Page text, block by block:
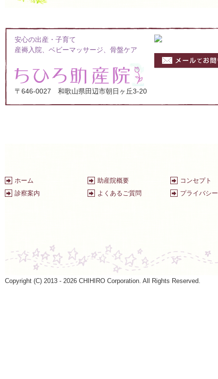
安心の出産・子育て
産褥入院、ベビーマッサージ、骨盤ケア
〒646-0027 和歌山県田辺市朝日ヶ丘3-20
ホーム 助産院概要
コンセプト
診察案内
よくあるご質問 プライバシ
Copyright (C) 2013 - 2026 CHIHIRO Corporation. All Rights Reserved.